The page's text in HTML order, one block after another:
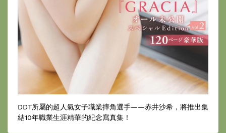
DDT所屬的超人氣女子職業摔角選手——赤井沙希，將推出集
結10年職業生涯精華的紀念寫真集！